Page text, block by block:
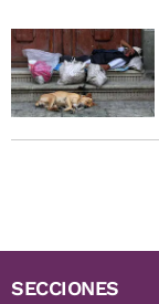
SECCIONES